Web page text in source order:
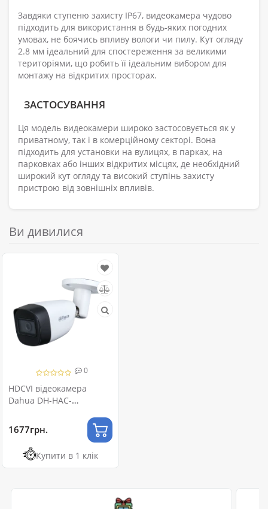
Завдяки ступеню захисту IP67, видеокамера чудово
підходить для використання в будь-яких погодних
умовах, не боячись впливу вологи чи пилу. Кут огляду
2.8 мм ідеальний для спостереження за великими
територіями, що робить її ідеальним вибором для
монтажу на відкритих просторах.
ЗАСТОСУВАННЯ
Ця модель видеокамери широко застосовується як у
приватному, так і в комерційному секторі. Вона
підходить для установки на вулицях, в парках, на
парковках або інших відкритих місцях, де необхідний
широкий кут огляду та високий ступінь захисту
пристрою від зовнішніх впливів.
Ви дивилися
0
HDCVI відеокамера
Dahua DH-HAC-
(2.8мм)
1677грн.
Купити в 1 клік